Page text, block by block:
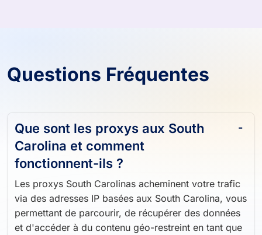
Questions Fréquentes
Que sont les proxys aux South
Carolina et comment
fonctionnent-ils ?
Les proxys South Carolinas acheminent votre trafic
via des adresses IP basées aux South Carolina, vous
permettant de parcourir, de récupérer des données
et d'accéder à du contenu géo-restreint en tant que